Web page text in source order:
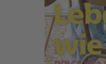
Living at Home
inkl. MwSt.
Artikel vergriffen
Leben & genießen wie im
Beschreibung
In dieser Ausgabe der Living at
Leben wie im Süden zu